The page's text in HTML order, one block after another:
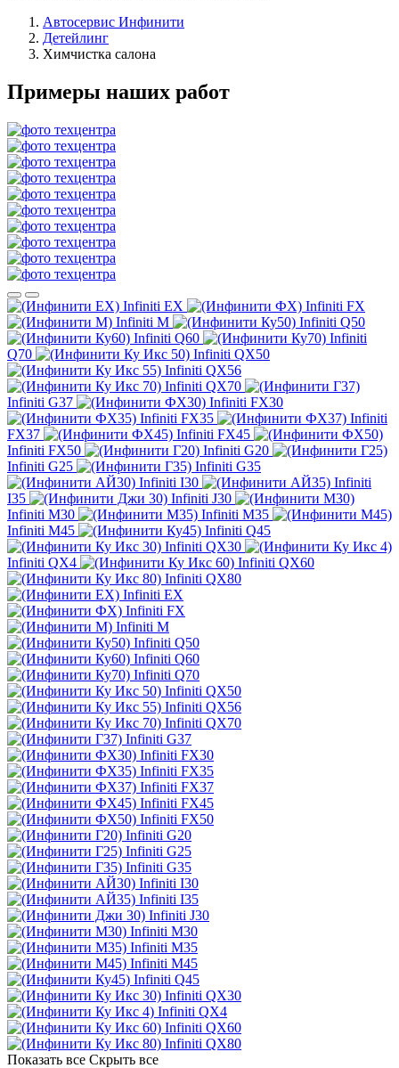
Автосервис Инфинити
Детейлинг
Химчистка салона
Примеры наших работ
Infiniti EX
Infiniti FX
Infiniti M
Infiniti Q50
Infiniti Q60
Infiniti
Q70
Infiniti QX50
Infiniti QX56
Infiniti QX70
Infiniti G37
Infiniti FX30
Infiniti FX35
Infiniti
FX37
Infiniti FX45
Infiniti FX50
Infiniti G20
Infiniti G25
Infiniti G35
Infiniti I30
Infiniti
I35
Infiniti J30
Infiniti M30
Infiniti M35
Infiniti M45
Infiniti Q45
Infiniti QX30
Infiniti QX4
Infiniti QX60
Infiniti QX80
Infiniti EX
Infiniti FX
Infiniti M
Infiniti Q50
Infiniti Q60
Infiniti Q70
Infiniti QX50
Infiniti QX56
Infiniti QX70
Infiniti G37
Infiniti FX30
Infiniti FX35
Infiniti FX37
Infiniti FX45
Infiniti FX50
Infiniti G20
Infiniti G25
Infiniti G35
Infiniti I30
Infiniti I35
Infiniti J30
Infiniti M30
Infiniti M35
Infiniti M45
Infiniti Q45
Infiniti QX30
Infiniti QX4
Infiniti QX60
Infiniti QX80
Показать все Скрыть все